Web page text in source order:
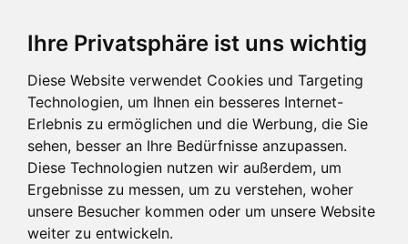
Ihre Privatsphäre ist uns wichtig
Diese Website verwendet Cookies und Targeting
Technologien, um Ihnen ein besseres Internet-
Erlebnis zu ermöglichen und die Werbung, die Sie
sehen, besser an Ihre Bedürfnisse anzupassen.
Diese Technologien nutzen wir außerdem, um
Ergebnisse zu messen, um zu verstehen, woher
unsere Besucher kommen oder um unsere Website
weiter zu entwickeln.